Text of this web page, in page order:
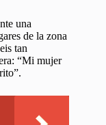
una
de la zona
tan
“Mi mujer